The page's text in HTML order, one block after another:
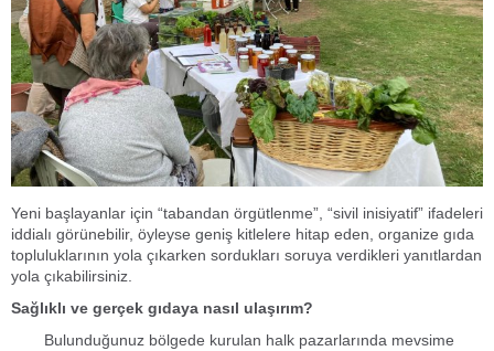
Yeni başlayanlar için “tabandan örgütlenme”, “sivil inisiyatif” ifadeleri
iddialı görünebilir, öyleyse geniş kitlelere hitap eden, organize gıda
topluluklarının yola çıkarken sordukları soruya verdikleri yanıtlardan
yola çıkabilirsiniz.
Sağlıklı ve gerçek gıdaya nasıl ulaşırım?
Bulunduğunuz bölgede kurulan halk pazarlarında mevsime